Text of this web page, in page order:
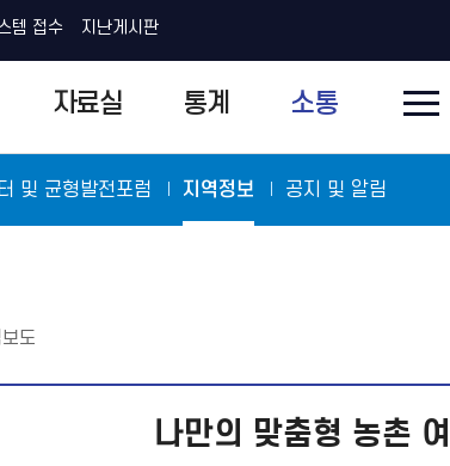
템 접수 지난게시판
자료실 통계 소통
전
체
닫
및 균형발전포럼 지역정보 공지 및 알림
도
나만의 맞춤형 농촌